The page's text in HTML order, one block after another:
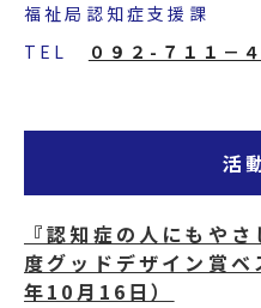
福祉局認知症支援課
TEL
０９２-７１１－
活
『認知症の人にもや
度グッドデザイン賞
年10月16日）